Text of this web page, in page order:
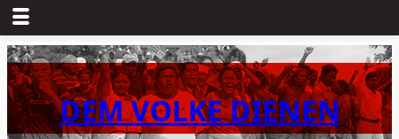
Zum
Inhalt
springenDEM VOLKE DIENEN